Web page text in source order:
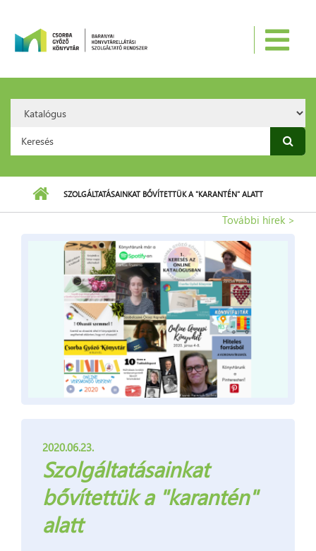
Option:
Keresés űrlap
SZOLGÁLTATÁSAINKAT BŐVÍTETTÜK A "KARANTÉN" ALATT
További hírek >
2020.06.23.
Szolgáltatásainkat
bővítettük a "karantén"
alatt